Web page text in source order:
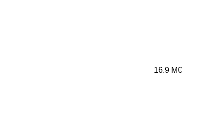
16.9 M€